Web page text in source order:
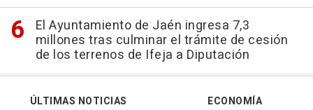
El Ayuntamiento de Jaén ingresa 7,3
millones tras culminar el trámite de cesión
de los terrenos de Ifeja a Diputación
ÚLTIMAS NOTICIAS
ECONOMÍA